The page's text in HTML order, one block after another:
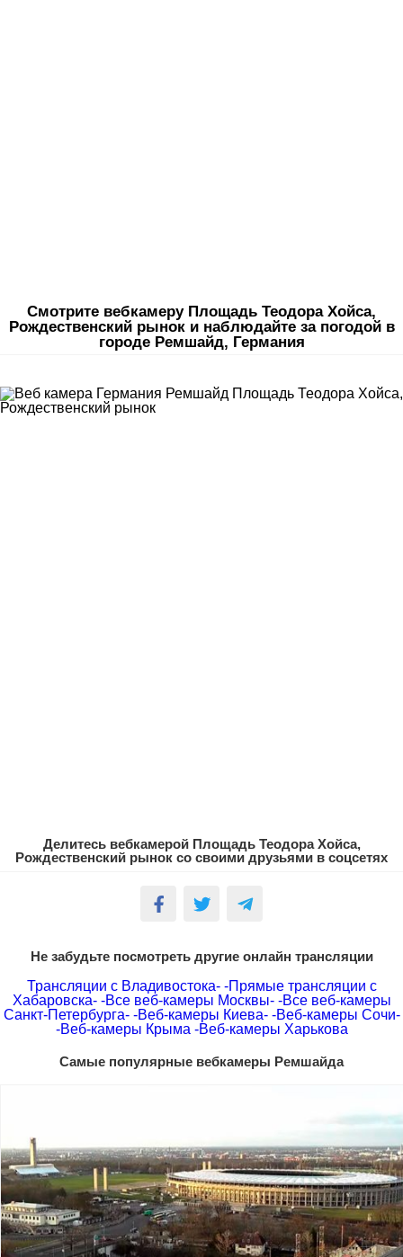
Смотрите вебкамеру Площадь Теодора Хойса,
Рождественский рынок и наблюдайте за погодой в
городе Ремшайд, Германия
Делитесь вебкамерой Площадь Теодора Хойса,
Рождественский рынок со своими друзьями в соцсетях
Не забудьте посмотреть другие онлайн трансляции
Трансляции с Владивостока- -Прямые трансляции с
Хабаровска- -Все веб-камеры Москвы- -Все веб-камеры
Санкт-Петербурга- -Веб-камеры Киева- -Веб-камеры Сочи-
-Веб-камеры Крыма -Веб-камеры Харькова
Самые популярные вебкамеры Ремшайда